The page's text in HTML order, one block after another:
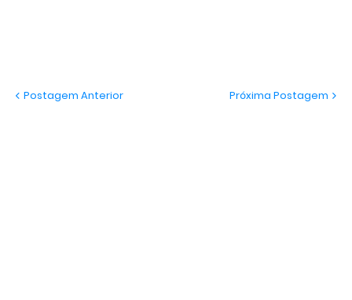
Postagem Anterior Próxima Postagem